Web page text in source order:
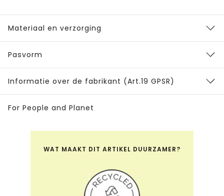
Materiaal en verzorging
Pasvorm
Informatie over de fabrikant (Art.19 GPSR)
For People and Planet
WAT MAAKT DIT ARTIKEL DUURZAMER?